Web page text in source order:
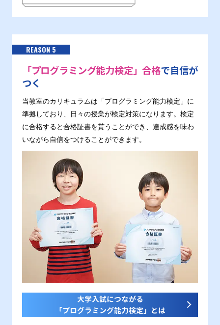
REASON 5
「プログラミング能力検定」合格で自信が
つく
当教室のカリキュラムは「プログラミング能力検定」に
準拠しており、日々の授業が検定対策になります。検定
に合格すると合格証書を貰うことができ、達成感を味わ
いながら自信をつけることができます。
大学入試につながる
「プログラミング能力検定」とは